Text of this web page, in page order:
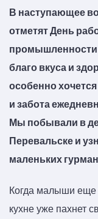
В наступающее
отметят День
промышленности
благо вкуса и
особенно
и забота
Мы побывали в
Перевальске и
маленьких
Когда малыши еще
кухне уже пахнет